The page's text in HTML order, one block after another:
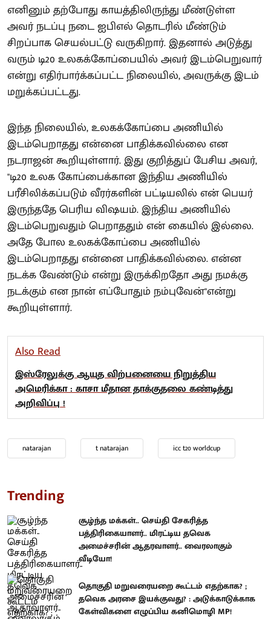
எனினும் தற்போது காயத்திலிருந்து மீண்டுள்ள
அவர் நடப்பு நடை ஐபிஎல் தொடரில் மீண்டும்
சிறப்பாக செயல்பட்டு வருகிறார். இதனால் அடுத்து
வரும் டி20 உலகக்கோப்பையில் அவர் இடம்பெறுவார்
என்று எதிர்பார்க்கப்பட்ட நிலையில், அவருக்கு இடம்
மறுக்கப்பட்டது.
இந்த நிலையில், உலகக்கோப்பை அணியில்
இடம்பெறாதது என்னை பாதிக்கவில்லை என
நடராஜன் கூறியுள்ளார். இது குறித்துப் பேசிய அவர்,
"டி20 உலக கோப்பைக்கான இந்திய அணியில்
பரீசிலிக்கப்படும் வீரர்களின் பட்டியலில் என் பெயர்
இருந்ததே பெரிய விஷயம். இந்திய அணியில்
இடம்பெறுவதும் பெறாததும் என் கையில் இல்லை.
அதே போல உலகக்கோப்பை அணியில்
இடம்பெறாதது என்னை பாதிக்கவில்லை. என்ன
நடக்க வேண்டும் என்று இருக்கிறதோ அது நமக்கு
நடக்கும் என நான் எப்போதும் நம்புவேன்"என்று
கூறியுள்ளார்.
Also Read
இஸ்ரேலுக்கு ஆயுத விற்பனையை நிறுத்திய
அமெரிக்கா : காசா மீதான தாக்குதலை கண்டித்து
அறிவிப்பு !
natarajan t natarajan icc t20 worldcup
Trending
சூழ்ந்த மக்கள்.. செய்தி சேகரித்த
பத்திரிகையாளர்.. மிரட்டிய தவெக
அமைச்சரின் ஆதரவாளர்.. வைரலாகும்
வீடியோ!
தொகுதி மறுவரையறை கூட்டம் எதற்காக? ;
தவெக அரசை இயக்குவது? : அடுக்காடுக்காக
கேள்விகளை எழுப்பிய கனிமொழி MP!